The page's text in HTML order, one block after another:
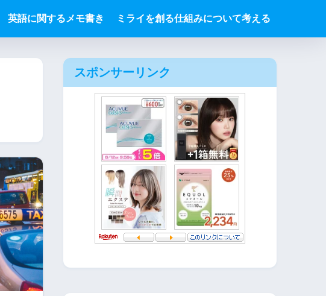
英語に関するメモ書き ミライを創る仕組みについて考える
スポンサーリンク